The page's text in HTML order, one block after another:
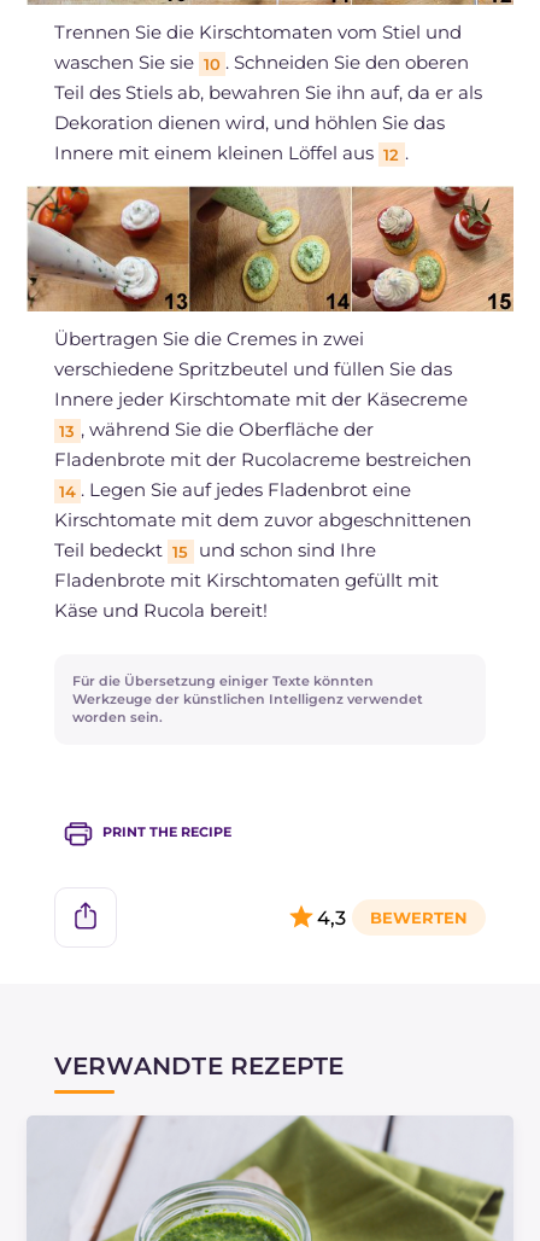
Trennen Sie die Kirschtomaten vom Stiel und
waschen Sie sie 10 . Schneiden Sie den oberen
Teil des Stiels ab, bewahren Sie ihn auf, da er als
Dekoration dienen wird, und höhlen Sie das
Innere mit einem kleinen Löffel aus 12 .
Übertragen Sie die Cremes in zwei
verschiedene Spritzbeutel und füllen Sie das
Innere jeder Kirschtomate mit der Käsecreme
13 , während Sie die Oberfläche der
Fladenbrote mit der Rucolacreme bestreichen
14 . Legen Sie auf jedes Fladenbrot eine
Kirschtomate mit dem zuvor abgeschnittenen
Teil bedeckt 15
und schon sind Ihre
Fladenbrote mit Kirschtomaten gefüllt mit
Käse und Rucola bereit!
Für die Übersetzung einiger Texte könnten
Werkzeuge der künstlichen Intelligenz verwendet
worden sein.
PRINT THE RECIPE
4,3
VERWANDTE REZEPTE